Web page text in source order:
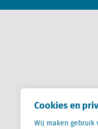
Cookies en
Wij maken gebruik